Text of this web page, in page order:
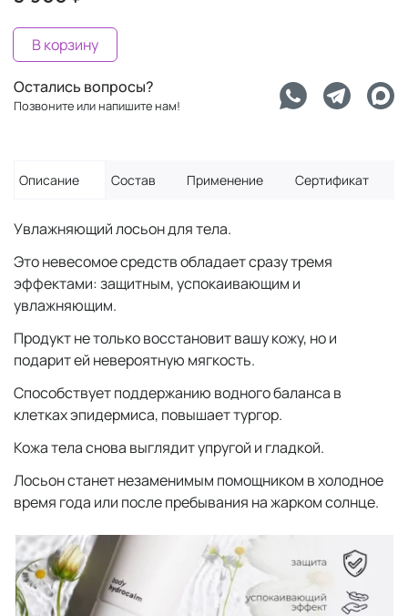
В корзину
Остались вопросы?
Позвоните или напишите нам!
Описание Состав Применение Сертификат
Увлажняющий лосьон для тела.
Это невесомое средств обладает сразу тремя
эффектами: защитным, успокаивающим и
увлажняющим.
Продукт не только восстановит вашу кожу, но и
подарит ей невероятную мягкость.
Способствует поддержанию водного баланса в
клетках эпидермиса, повышает тургор.
Кожа тела снова выглядит упругой и гладкой.
Лосьон станет незаменимым помощником в холодное
время года или после пребывания на жарком солнце.